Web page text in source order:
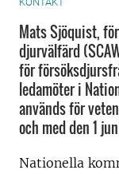
Mats Sjöquist,
djurvälfärd
för
ledamöter i
används för
och med den 1
Nationella